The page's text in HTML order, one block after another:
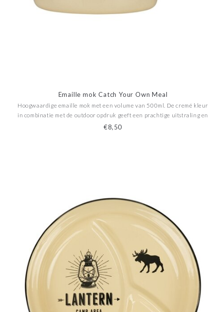
Emaille mok Catch Your Own Meal
Hoogwaardige emaille mok met een volume van 500ml. De cremé kleur
in combinatie met de outdoor opdruk geeft een prachtige uitstraling en
past helemaal thuis in de outdoor scene. Leuk voor op de camping, in
€8,50